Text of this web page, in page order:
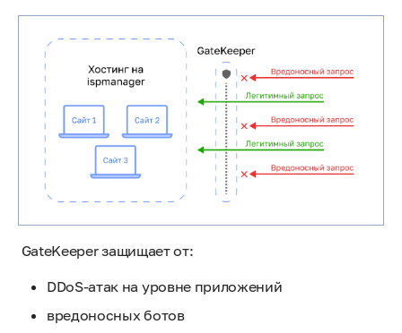
GateKeeper защищает от:
DDoS-атак на уровне приложений
вредоносных ботов